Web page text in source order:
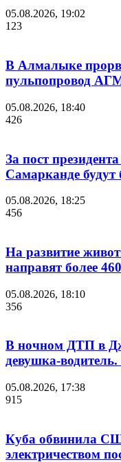
05.08.2026, 19:02
123
В Алмалыке
пульпопровод
05.08.2026, 18:40
426
За пост
Самарканде будут
05.08.2026, 18:25
456
На развитие
направят более
05.08.2026, 18:10
356
В ночном ДТП в
девушка-водитель.
05.08.2026, 17:38
915
Куба обвинила
электричеством